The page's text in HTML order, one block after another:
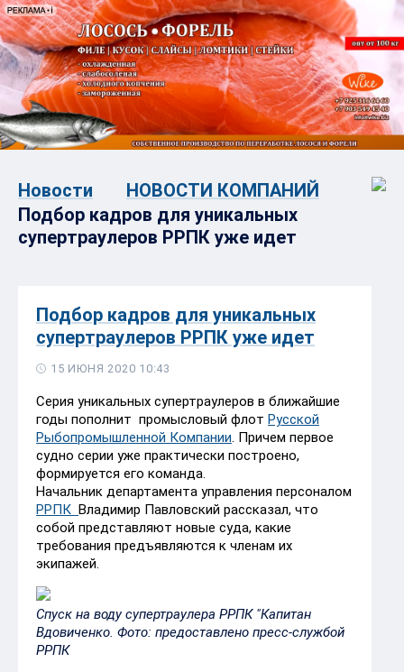
Новости
НОВОСТИ КОМПАНИЙ
Подбор кадров для уникальных
супертраулеров РРПК уже идет
Подбор кадров для уникальных
супертраулеров РРПК уже идет
15 ИЮНЯ 2020 10:43
Серия уникальных супертраулеров в ближайшие
годы пополнит промысловый флот Русской
Рыбопромышленной Компании. Причем первое
судно серии уже практически построено,
формируется его команда.
Начальник департамента управления персоналом
РРПК Владимир Павловский рассказал, что
собой представляют новые суда, какие
требования предъявляются к членам их
экипажей.
Спуск на воду супертраулера РРПК "Капитан
Вдовиченко. Фото: предоставлено пресс-службой
РРПК